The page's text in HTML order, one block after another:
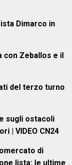
Dimarco in
con Zeballos e il
del terzo turno
sugli ostacoli
| VIDEO CN24
di
lista: le ultime